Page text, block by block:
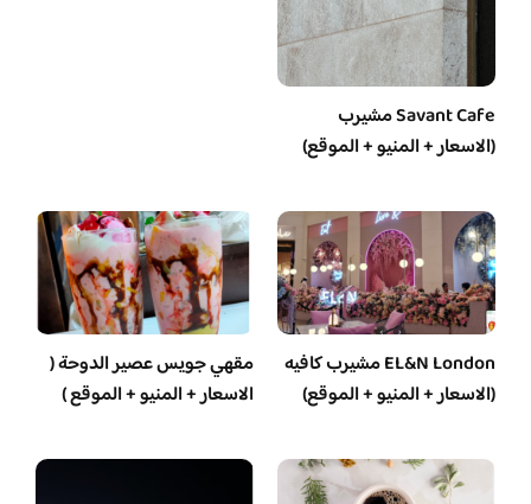
Savant Cafe مشيرب
(الاسعار + المنيو + الموقع)
EL&N London مشيرب كافيه
(الاسعار + المنيو + الموقع)
مقهي جويس عصير الدوحة (
الاسعار + المنيو + الموقع )